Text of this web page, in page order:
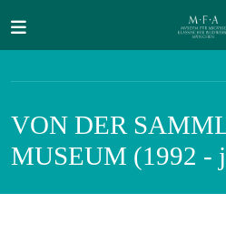
VON DER
MUSEUM (1992 -